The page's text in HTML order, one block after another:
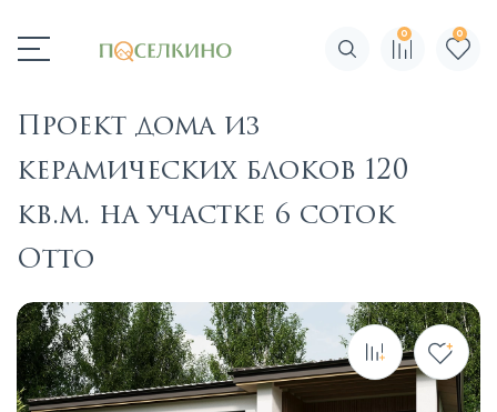
Поиск по сайту
0 0
Проект дома из
керамических блоков 120
кв.м. на участке 6 соток
Отто